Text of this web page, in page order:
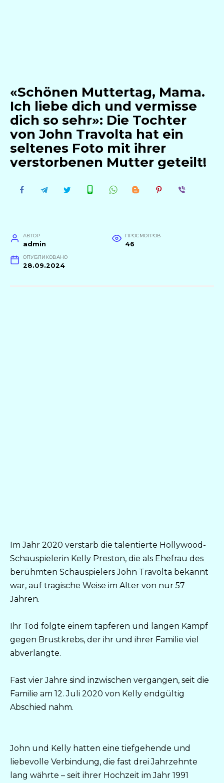
«Schönen Muttertag, Mama.
Ich liebe dich und vermisse
dich so sehr»: Die Tochter
von John Travolta hat ein
seltenes Foto mit ihrer
verstorbenen Mutter geteilt!
АВТОР
admin
ПРОСМОТРОВ
46
ОПУБЛИКОВАНО
28.09.2024
Im Jahr 2020 verstarb die talentierte Hollywood-
Schauspielerin Kelly Preston, die als Ehefrau des
berühmten Schauspielers John Travolta bekannt
war, auf tragische Weise im Alter von nur 57
Jahren.
Ihr Tod folgte einem tapferen und langen Kampf
gegen Brustkrebs, der ihr und ihrer Familie viel
abverlangte.
Fast vier Jahre sind inzwischen vergangen, seit die
Familie am 12. Juli 2020 von Kelly endgültig
Abschied nahm.
John und Kelly hatten eine tiefgehende und
liebevolle Verbindung, die fast drei Jahrzehnte
lang währte – seit ihrer Hochzeit im Jahr 1991